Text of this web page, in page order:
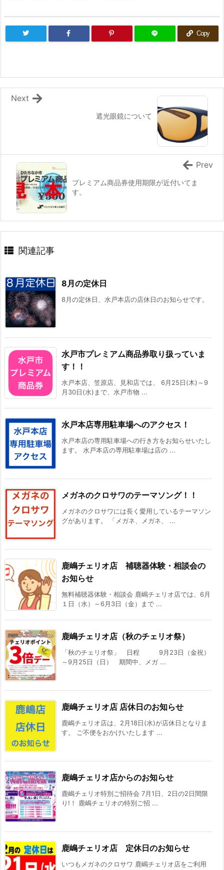
Copy
遮光眼鏡について
Next
プレミアム商品券使用期限が近付いてま
す。
Prev
関連記事
8月の定休日
8月の定休日、水戸本店の店休日のお知らせです。
水戸市プレミアム商品券取り扱っていま
す！！
水戸本店、笠原店、見和店では、 6月25日(木)～9
月30日(水)まで、水戸市物 ...
水戸本店専用駐車場へのアクセス！
水戸本店の専用駐車場への行き方をお知らせいたし
ます。 水戸本店の専用駐車場は店の ...
メガネのクロサワのテーマソング！！
メガネのクロサワには長く愛用しているテーマソン
グがあります。 「メガネ、メガネ、 ...
鹿嶋チェリオ店 補聴器体験・相談会の
お知らせ
無料補聴器体験・相談会 鹿嶋チェリオ店では、6月
１日（水）～6月3日（金）まで ...
鹿嶋チェリオ店（秋のチェリオ祭）
「秋のチェリオ祭」 日程 9月23日（金祝）
～9月25日（日） 期間中、メガ ...
鹿嶋チェリオ店 店休日のお知らせ
鹿嶋チェリオ店は、2月18日(水)が店休日となりま
す。 ご不便をおかけいたします ...
鹿嶋チェリオ店からのお知らせ
鹿嶋チェリオ特別ご招待会 7月1日、2日の2日間限
り!！ 鹿嶋チェリオの特別ご招 ...
鹿嶋チェリオ店 定休日のお知らせ
いつもメガネのクロサワ 鹿嶋チェリオ店をご利用